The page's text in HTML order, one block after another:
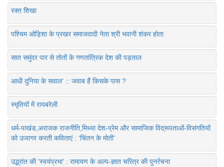
रक्त शिखा
पश्चिम ओड़िशा के प्रखर समाजवादी नेता श्री भवानी शंकर होता
सात समुंदर पार से तोतों के गणतांत्रिक देश की पड़ताल
आधी दुनिया के सवाल’ :: जवाब हैं किसके पास ?
स्मृतियों में रायबरेली
धर्म-पाखंड,अराजक राजनीति,मिथ्या देश-प्रेम और सामाजिक विद्रूपताओं-विसंगतियों
को उजागर करती कविताएं : ‘चिंतन के मोती’
उद्भ्रांत की 'स्वयंप्रभा' : रामायण के अल्प-ज्ञात चरित्र की पुनर्रचना